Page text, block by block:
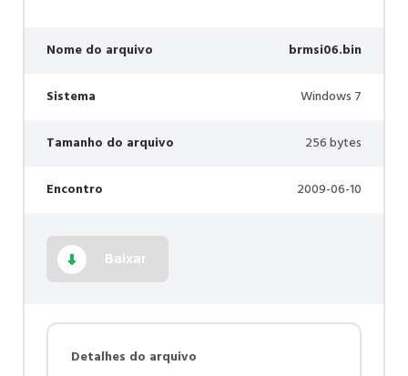
Nome do arquivo brmsi06.bin
Sistema Windows 7
Tamanho do arquivo 256 bytes
Encontro 2009-06-10
Baixar
Detalhes do arquivo